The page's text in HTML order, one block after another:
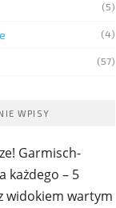
(5)
(4)
(57)
WPISY
Garmisch-
każdego – 5
widokiem wartym